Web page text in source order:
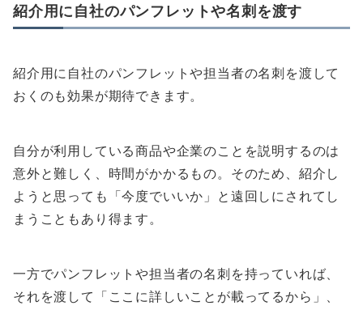
紹介用に自社のパンフレットや名刺を渡す
紹介用に自社のパンフレットや担当者の名刺を渡して
おくのも効果が期待できます。
自分が利用している商品や企業のことを説明するのは
意外と難しく、時間がかかるもの。そのため、紹介し
ようと思っても「今度でいいか」と遠回しにされてし
まうこともあり得ます。
一方でパンフレットや担当者の名刺を持っていれば、
それを渡して「ここに詳しいことが載ってるから」、